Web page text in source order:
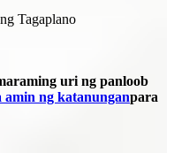
Tagaplano
uri ng panloob
amin ng katanunganpara